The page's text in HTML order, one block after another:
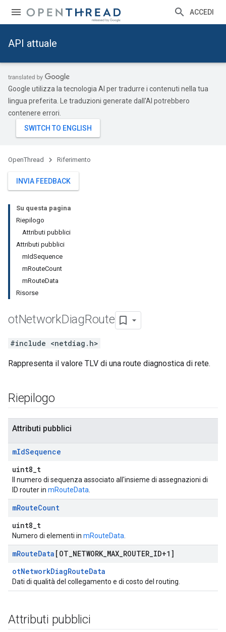
ACCEDI
API attuale
Google utilizza la tecnologia AI per tradurre i contenuti nella tua
lingua preferita. Le traduzioni generate dall'AI potrebbero
contenere errori.
OpenThread Riferimento
INVIA FEEDBACK
Su questa pagina
Riepilogo
Attributi pubblici
Attributi pubblici
mIdSequence
mRouteCount
mRouteData
Risorse
otNetworkDiagRoute
#include <netdiag.h>
Rappresenta il valore TLV di una route diagnostica di rete.
Riepilogo
Attributi pubblici
mIdSequence
uint8_t
Il numero di sequenza associato all'insieme di assegnazioni di
ID router in mRouteData
mRouteCount
uint8_t
Numero di elementi in mRouteData
mRouteData [OT NETWORK_ MAX ROUTER ID+1]
otNetworkDiagRouteData
Dati di qualità del collegamento e di costo del routing.
Attributi pubblici